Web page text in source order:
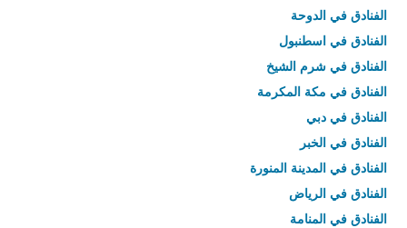
الفنادق في الدوحة
الفنادق في اسطنبول
الفنادق في شرم الشيخ
الفنادق في مكة المكرمة
الفنادق في دبي
الفنادق في الخبر
الفنادق في المدينة المنورة
الفنادق في الرياض
الفنادق في المنامة